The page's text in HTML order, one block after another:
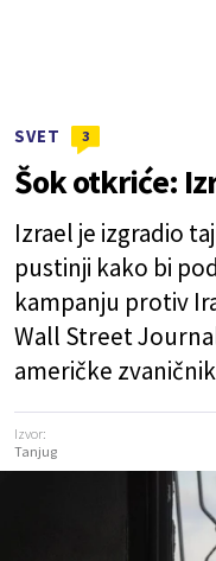
SVET 3
Šok otkriće:
Izrael je izgradio
pustinji kako bi
kampanju protiv
Wall Street
američke
Izvor:
Tanjug